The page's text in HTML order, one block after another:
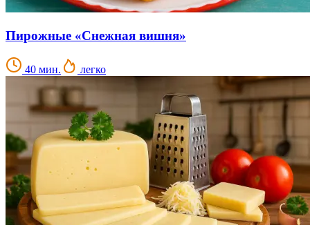
Пирожные «Снежная вишня»
40 мин. легко